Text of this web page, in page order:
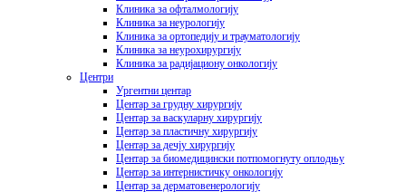
Клиника за офталмологију
Клиника за неурологију
Клиника за ортопедију и трауматологију
Клиника за неурохирургију
Клиника за радијациону онкологију
Центри
Ургентни центар
Центар за грудну хирургију
Центар за васкуларну хирургију
Центар за пластичну хирургију
Центар за дечју хирургију
Центар за биомедицински потпомогнуту оплодњу
Центар за интернистичку онкологију
Центар за дерматовенерологију